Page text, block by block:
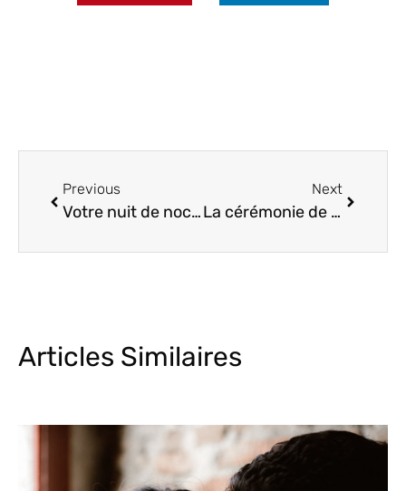
Previous
Votre nuit de noces : un paradis nommé Cap Estel!
Next
La cérémonie de Lydie et Sébastien, le 21 juin 2015.
Articles Similaires